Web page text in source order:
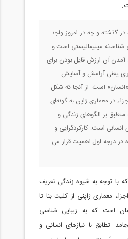
گذشته و چه در امروز واجد
شناسانه مينيماليستی است و
آن ارزش قايل بودن برای
يعنی آرامش و آسايش
«انسان» است. از آنجا که شکل
در معماری ژاپن به گونه‌ای
بر الگوهای زندگی و
انسانی است، کارکردگرايی و
در درجه اول اهميت قرار می
با توجه به شيوه زندگی تعریف
معماری ژاپنی از کليت بنا تا
است که به زيبايی شناسی
تطابق با نيازهای انسانی و